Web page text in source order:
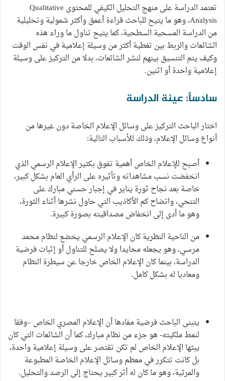
تعتمد الدراسة على منهج التحليل الكيفي للمحتوى Qualitative
Analysis، وهو ما يتيح للباحث قراءة أعمق وأكثر شمولية وتحليلية
من الدراسة المسحية السطحية، كما يتيح تناول ما وراء هذه
الشائعات والربط بين تغطية أكثر من وسيلة إعلامية في نفس الوقت
وكيف يتم التنسيق بينهم لنشر الشائعات، بدلا من التركيز على وسيلة
إعلامية واحدة أو اثنين.
سادساً: عينة الدراسة
اختار الباحث التركيز على وسائل الإعلام الخاصة دون غيرها من
أنواع وسائل الإعلام، وذلك للأسباب التالية:
أصبح للإعلام الخاص أهمية تفوق بكثير الإعلام الرسمي الذي
انخفضت نسب مشاهداته وتأثيره على الرأي العام بشكل كبير،
خاصة بعد نجاح ثورة يناير في إجبار حسني مبارك على
التنحي، واتضاح كم الأكاذيب التي حاول نشرها أثناء الثورة،
وهو ما أدى إلى انخفاض مصداقيته بصورة كبيرة.
من الناحية النظرية كان الإعلام الرسمي يخضع لنظام محمد
مرسي، وهو يجعله محايدا ولا يصلح للتناول أو إثبات فرضية
الدراسة، بينما كان الإعلام الخاص خارجا عن سيطرة النظام
ومعاديا له بشكل كامل.
يتبنى الباحث فرضية مفادها أن الإعلام المصري الخاص –وفقا
لنمط ملكيته- هو جزء من نظام مبارك، كما أن الشائعات التي كان
يبثها الإعلام الخاص لم تكن تقتصر على وسيلة إعلامية واحدة،
بل كانت تتكرر في معظم وسائل الإعلام الخاصة المطبوعة
والمرئية، وهو ما كان له أثر كبير يحتاج إلى الرصد والتحليل.